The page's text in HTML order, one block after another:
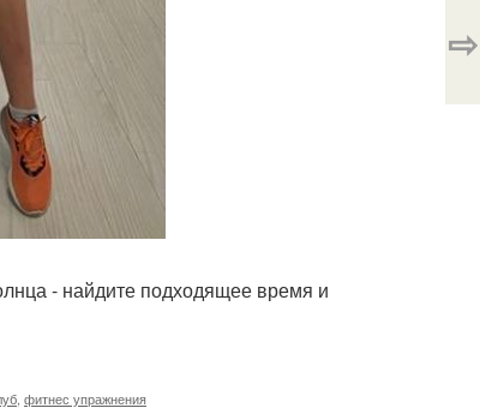
- найдите подходящее время и
фитнес упражнения
⇨